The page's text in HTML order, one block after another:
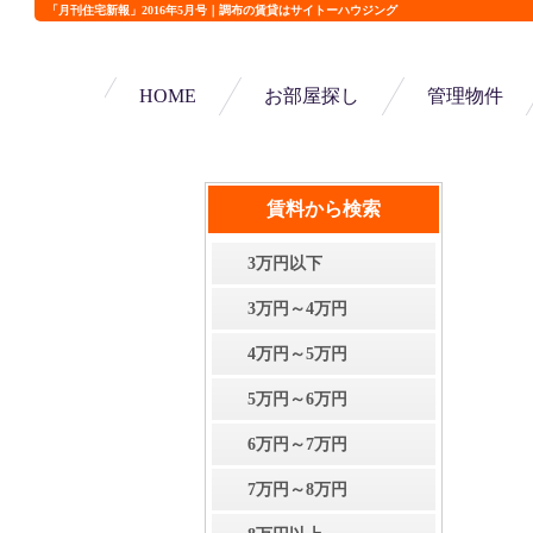
「月刊住宅新報」2016年5月号｜調布の賃貸はサイトーハウジング
HOME お部屋探し 管理物件
賃料から検索
3万円以下
3万円～4万円
4万円～5万円
5万円～6万円
6万円～7万円
7万円～8万円